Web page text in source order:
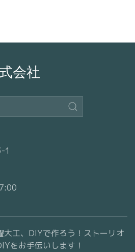
会社
1
大工、DIYで作ろう！ストーリオ
をお手伝いします！